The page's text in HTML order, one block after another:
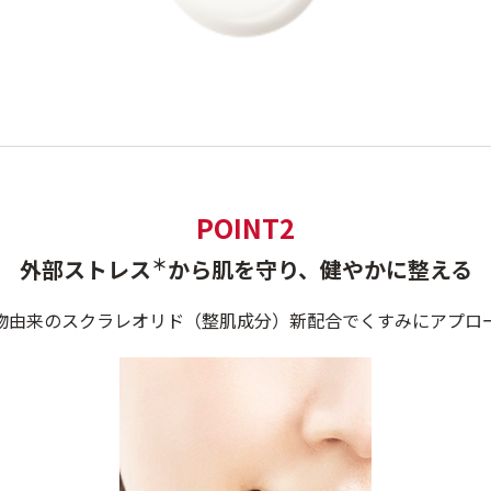
POINT2
外部ストレス＊から肌を守り、健やかに整える
由来のスクラレオリド（整肌成分）新配合でくすみにアプロ